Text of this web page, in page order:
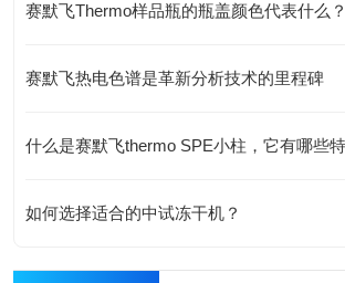
赛默飞Thermo样品瓶的瓶盖颜色代表什么
赛默飞热电色谱是革新分析技术的里程碑
什么是赛默飞thermo SPE小柱，它有哪些
如何选择适合的中试冻干机？